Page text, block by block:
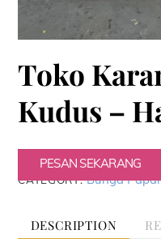
Toko
Kudus –
PESAN SEKARANG
CATEGORY:Bunga
DESCRIPTION